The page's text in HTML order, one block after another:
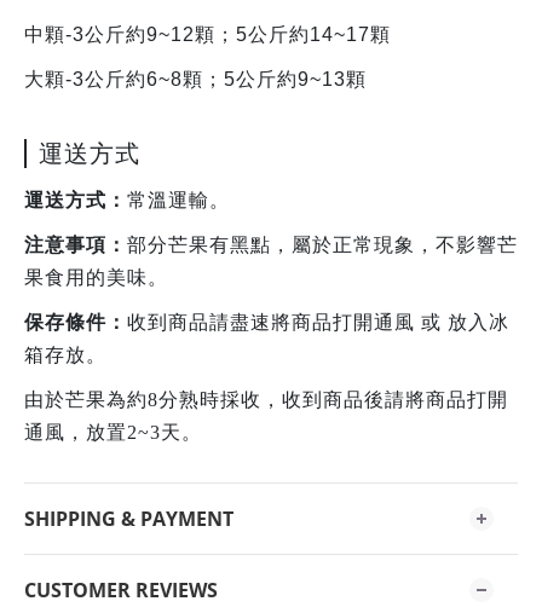
中顆-3公斤約9~12顆；5公斤約14~17顆
大顆-3公斤約6~8顆；5公斤約9~13顆
運送方式
運送方式： 常溫運輸。
注意事項： 部分芒果有黑點，屬於正常現象，不影響芒
果食用的美味。
保存條件： 收到商品請盡速將商品打開通風 或 放入冰
箱存放。
由於芒果為約8分熟時採收，收到商品後請將商品打開
通風，放置2~3天。
SHIPPING & PAYMENT
CUSTOMER REVIEWS